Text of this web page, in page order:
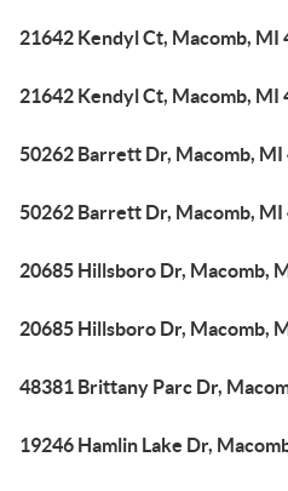
21642 Kendyl Ct, Macomb, MI
21642 Kendyl Ct, Macomb, MI
50262 Barrett Dr, Macomb, MI
50262 Barrett Dr, Macomb, MI
20685 Hillsboro Dr, Macomb,
20685 Hillsboro Dr, Macomb,
48381 Brittany Parc Dr,
19246 Hamlin Lake Dr,